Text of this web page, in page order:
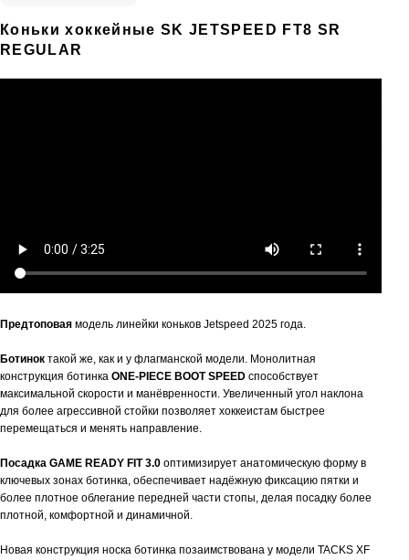
Коньки хоккейные SK JETSPEED FT8 SR
REGULAR
Предтоповая модель линейки коньков Jetspeed 2025 года.
Ботинок такой же, как и у флагманской модели. Монолитная
конструкция ботинка ONE-PIECE BOOT SPEED способствует
максимальной скорости и манёвренности. Увеличенный угол наклона
для более агрессивной стойки позволяет хоккеистам быстрее
перемещаться и менять направление.
Посадка GAME READY FIT 3.0 оптимизирует анатомическую форму в
ключевых зонах ботинка, обеспечивает надёжную фиксацию пятки и
более плотное облегание передней части стопы, делая посадку более
плотной, комфортной и динамичной.
Новая конструкция носка ботинка позаимствована у модели TACKS XF